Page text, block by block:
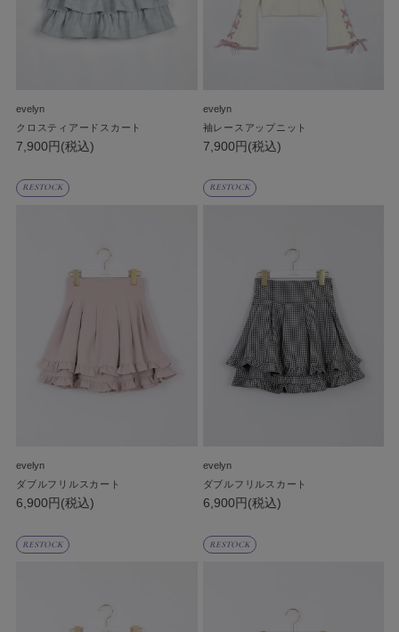
evelyn
クロスティアードスカート
7,900円(税込)
evelyn
袖レースアップニット
7,900円(税込)
RESTOCK
evelyn
ダブルフリルスカート
6,900円(税込)
RESTOCK
evelyn
ダブルフリルスカート
6,900円(税込)
RESTOCK RESTOCK